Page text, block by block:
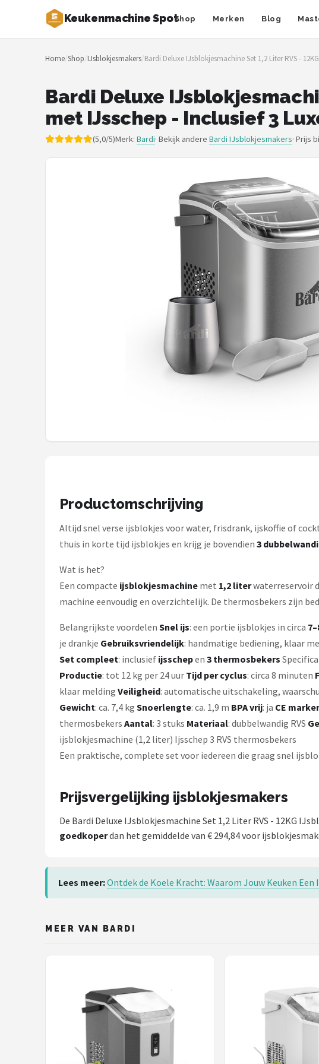
Keukenmachine SpotShop Merken Blog
Zoeken
NAVIGATIE
Merken
Nutribullet
KitchenBrothers
Alle merken →
Home/Shop/IJsblokjesmakers/Bardi Deluxe IJsblokjesmachine Set 1,2 Liter RVS -
Bardi Deluxe
met IJsschep - Inclusief 3
(5,0/5)Merk: Bardi· Bekijk andere Bardi IJsblokjesmakers· Prijs
Productomschrijving
Altijd snel verse ijsblokjes voor water, frisdrank, ijskoffie of
thuis in korte tijd ijsblokjes en krijg je bovendien 3
Wat is het?
Een compacte ijsblokjesmachine met 1,2 literwaterreservoir
machine eenvoudig en overzichtelijk. De thermosbekers zijn
Belangrijkste voordelen Snel ijs: een portie ijsblokjes in circa
je drankje Gebruiksvriendelijk: handmatige bediening, klaar
Set compleet: inclusief ijsschepen 3 thermosbekers
Productie: tot 12 kg per 24 uur Tijd per cyclus: circa 8 minuten
klaar melding Veiligheid: automatische uitschakeling,
Gewicht: ca. 7,4 kg Snoerlengte: ca. 1,9 m BPA vrij: ja CE
thermosbekers Aantal: 3 stuks Materiaal: dubbelwandig RVS
ijsblokjesmachine (1,2 liter) Ijsschep 3 RVS thermosbekers
Een praktische, complete set voor iedereen die graag snel
Prijsvergelijking ijsblokjesmakers
De Bardi Deluxe IJsblokjesmachine Set 1,2 Liter RVS - 12KG
goedkoperdan het gemiddelde van € 294,84 voor
Lees meer:Ontdek de Koele Kracht: Waarom Jouw Keuken
MEER VAN BARDI